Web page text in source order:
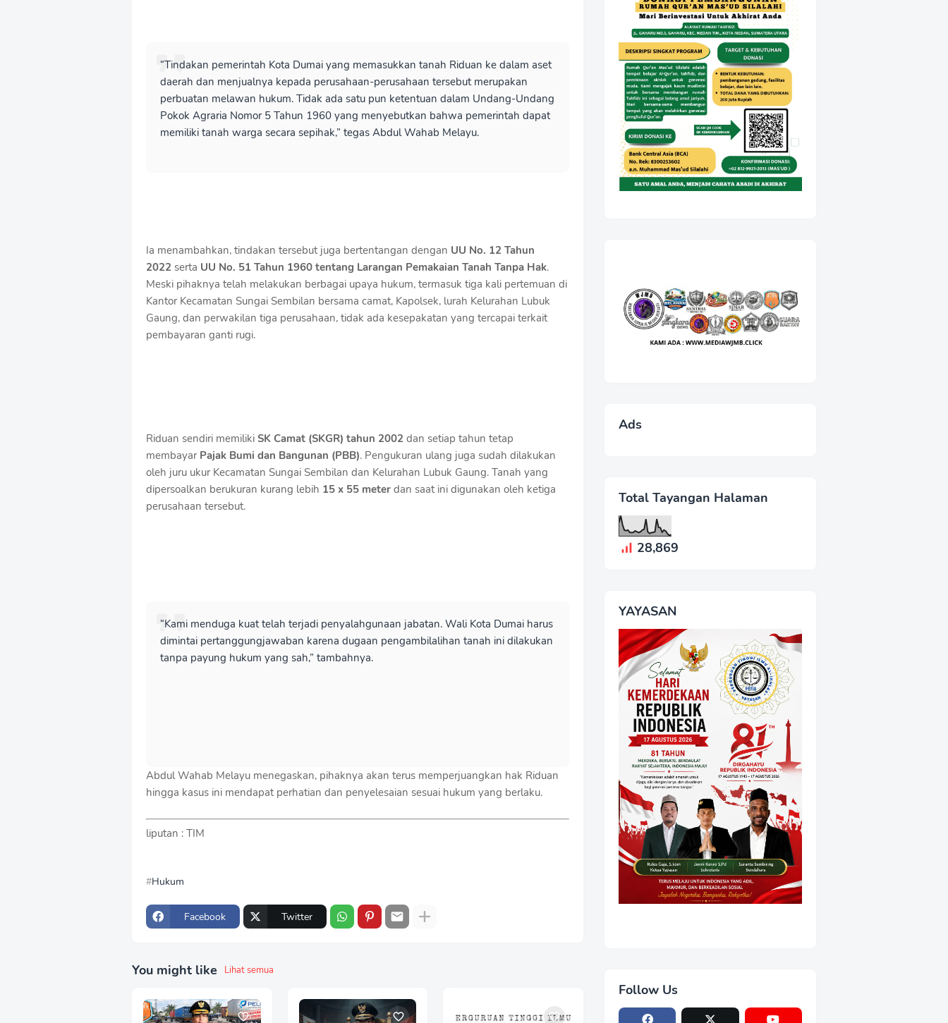
“Tindakan pemerintah Kota Dumai yang memasukkan tanah Riduan ke dalam aset
daerah dan menjualnya kepada perusahaan-perusahaan tersebut merupakan
perbuatan melawan hukum. Tidak ada satu pun ketentuan dalam Undang-Undang
Pokok Agraria Nomor 5 Tahun 1960 yang menyebutkan bahwa pemerintah dapat
memiliki tanah warga secara sepihak,” tegas Abdul Wahab Melayu.
Ia menambahkan, tindakan tersebut juga bertentangan dengan UU No. 12 Tahun
2022 serta UU No. 51 Tahun 1960 tentang Larangan Pemakaian Tanah Tanpa Hak.
Meski pihaknya telah melakukan berbagai upaya hukum, termasuk tiga kali pertemuan di
Kantor Kecamatan Sungai Sembilan bersama camat, Kapolsek, lurah Kelurahan Lubuk
Gaung, dan perwakilan tiga perusahaan, tidak ada kesepakatan yang tercapai terkait
pembayaran ganti rugi.
Riduan sendiri memiliki SK Camat (SKGR) tahun 2002 dan setiap tahun tetap
membayar Pajak Bumi dan Bangunan (PBB). Pengukuran ulang juga sudah dilakukan
oleh juru ukur Kecamatan Sungai Sembilan dan Kelurahan Lubuk Gaung. Tanah yang
dipersoalkan berukuran kurang lebih 15 x 55 meter dan saat ini digunakan oleh ketiga
perusahaan tersebut.
“Kami menduga kuat telah terjadi penyalahgunaan jabatan. Wali Kota Dumai harus
dimintai pertanggungjawaban karena dugaan pengambilalihan tanah ini dilakukan
tanpa payung hukum yang sah,” tambahnya.
Abdul Wahab Melayu menegaskan, pihaknya akan terus memperjuangkan hak Riduan
hingga kasus ini mendapat perhatian dan penyelesaian sesuai hukum yang berlaku.
liputan : TIM
Hukum
Facebook Twitter
You might like Lihat semua
Ads
Total Tayangan Halaman
28,869
YAYASAN
Follow Us